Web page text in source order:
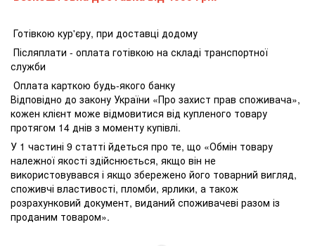
Готівкою кур'єру, при доставці додому
Післяплати - оплата готівкою на складі транспортної
служби
Оплата карткою будь-якого банку
Відповідно до закону України «Про захист прав споживача»,
кожен клієнт може відмовитися від купленого товару
протягом 14 днів з моменту купівлі.
У 1 частині 9 статті йдеться про те, що «Обмін товару
належної якості здійснюється, якщо він не
використовувався і якщо збережено його товарний вигляд,
споживчі властивості, пломби, ярлики, а також
розрахунковий документ, виданий споживачеві разом із
проданим товаром».